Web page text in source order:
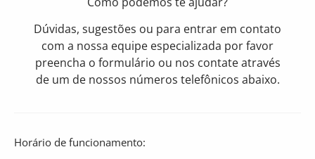
Dúvidas, sugestões ou para entrar em contato
com a nossa equipe especializada por favor
preencha o formulário ou nos contate através
de um de nossos números telefônicos abaixo.
Horário de funcionamento: